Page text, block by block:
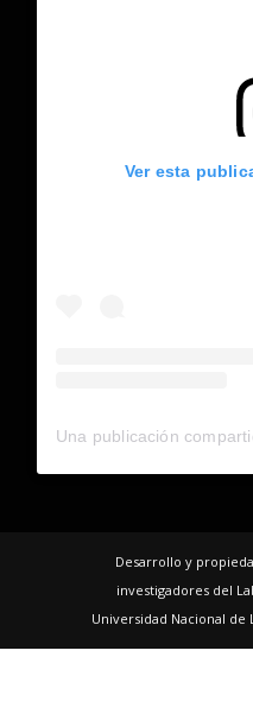
Ver esta
Desarrollo y
investigadores del
Universidad Nacional de